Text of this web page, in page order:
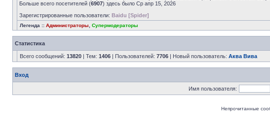
Больше всего посетителей (6907) здесь было Ср апр 15, 2026
Зарегистрированные пользователи: Baidu [Spider]
Легенда :: Администраторы Супермодераторы
Статистика
Всего сообщений: 13820 | Тем: 1406 | Пользователей: 7706 | Новый пользователь: Аква Вива
Вход
Имя пользователя:
Непрочитанные